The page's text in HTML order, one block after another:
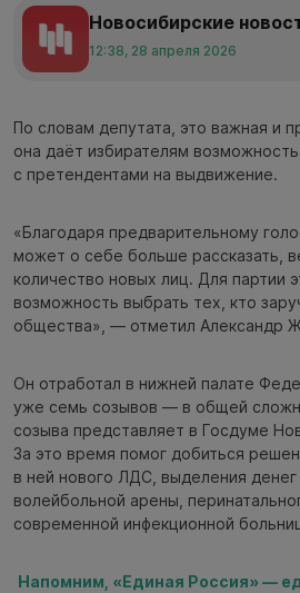
Новосибирские
12:38, 28 апреля 2026
По словам депутата, это важная и
она даёт избирателям
с претендентами на выдвижение.
«Благодаря предварительному
может о себе больше рассказать,
количество новых лиц. Для партии
возможность выбрать тех, кто
общества», — отметил Александр
Он отработал в нижней палате
уже семь созывов — в общей
созыва представляет в Госдуме
За это время помог добиться
в ней нового ЛДС, выделения денег
волейбольной арены,
современной инфекционной
Напомним, «Единая Россия» —